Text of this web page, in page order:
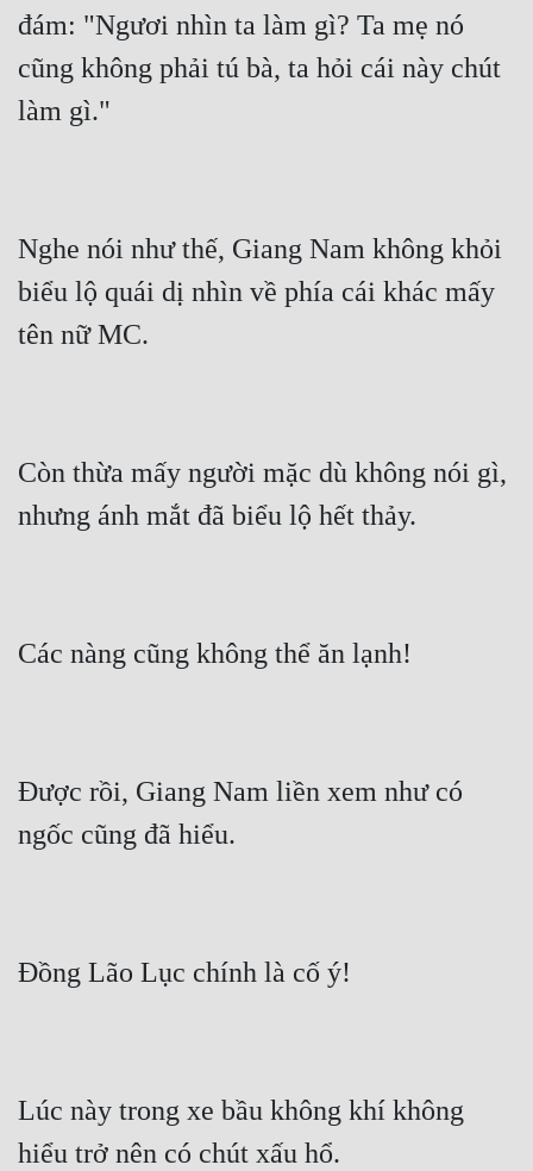
đám: "Ngươi nhìn ta làm gì? Ta mẹ nó
cũng không phải tú bà, ta hỏi cái này chút
làm gì."
Nghe nói như thế, Giang Nam không khỏi
biểu lộ quái dị nhìn về phía cái khác mấy
tên nữ MC.
Còn thừa mấy người mặc dù không nói gì,
nhưng ánh mắt đã biểu lộ hết thảy.
Các nàng cũng không thể ăn lạnh!
Được rồi, Giang Nam liền xem như có
ngốc cũng đã hiểu.
Đồng Lão Lục chính là cố ý!
Lúc này trong xe bầu không khí không
hiểu trở nên có chút xấu hổ.